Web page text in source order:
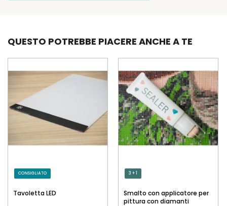
QUESTO POTREBBE PIACERE ANCHE A TE
CONSIGLIATO
Tavoletta LED
3 + 1
Smalto con applicatore per
pittura con diamanti